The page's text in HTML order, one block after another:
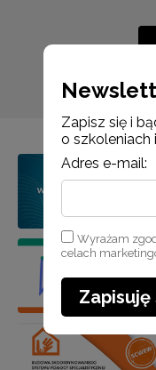
Zapisz się i
o szkoleniach
Adres e-mail:
Wyrażam
celach
Zapisuję